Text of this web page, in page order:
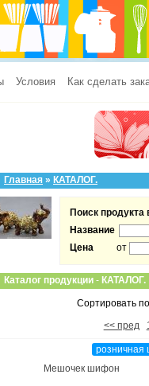
Условия Как сделать
Главная » КАТАЛОГ.
Поиск продукта
Название
Цена
от
Каталог продукции - КАТАЛОГ.
Сортировать
<< пред
розничная
Мешочек шифон